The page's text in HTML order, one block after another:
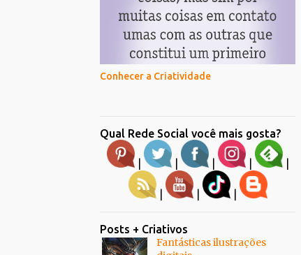
Conhecer a Criatividade
Qual Rede Social você mais gosta?
| | | | |
| | |
Posts + Criativos
Fantásticas ilustrações